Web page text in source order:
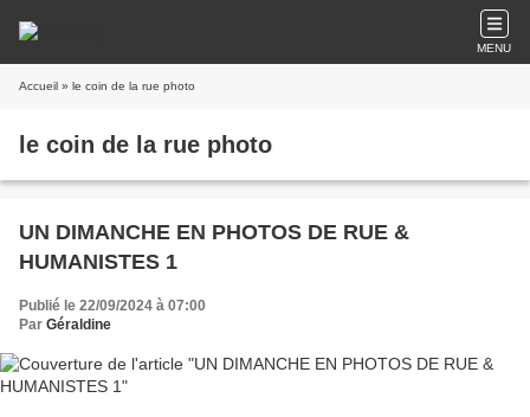
MENU
Accueil » le coin de la rue photo
le coin de la rue photo
UN DIMANCHE EN PHOTOS DE RUE &
HUMANISTES 1
Publié le 22/09/2024 à 07:00
Par Géraldine